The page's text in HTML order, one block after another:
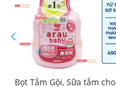
Bọt Tắm Gội, Sữa tắm cho